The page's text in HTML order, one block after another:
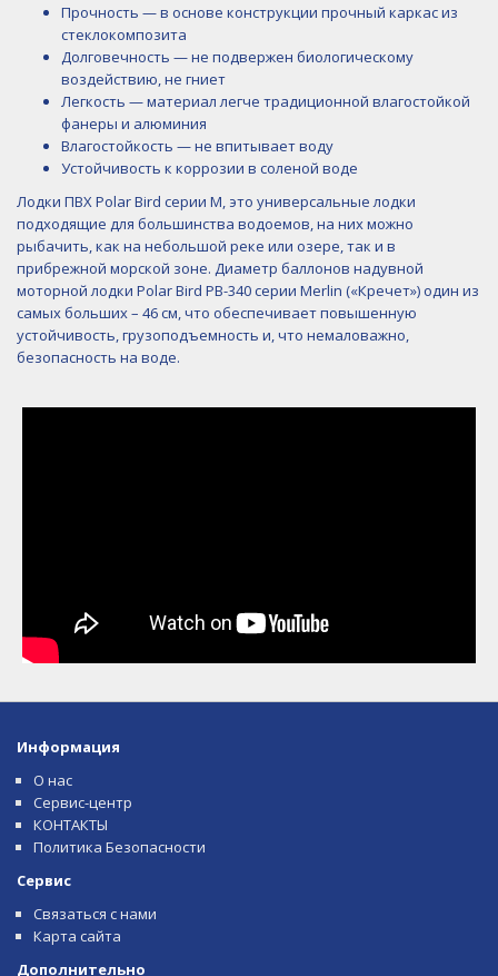
Прочность — в основе конструкции прочный каркас из
стеклокомпозита
Долговечность — не подвержен биологическому
воздействию, не гниет
Легкость — материал легче традиционной влагостойкой
фанеры и алюминия
Влагостойкость — не впитывает воду
Устойчивость к коррозии в соленой воде
Лодки ПВХ Polar Bird серии М, это универсальные лодки
подходящие для большинства водоемов, на них можно
рыбачить, как на небольшой реке или озере, так и в
прибрежной морской зоне. Диаметр баллонов надувной
моторной лодки Polar Bird РВ-340 серии Merlin («Кречет») один из
самых больших – 46 см, что обеспечивает повышенную
устойчивость, грузоподъемность и, что немаловажно,
безопасность на воде.
Информация
О нас
Сервис-центр
КОНТАКТЫ
Политика Безопасности
Сервис
Связаться с нами
Карта сайта
Дополнительно